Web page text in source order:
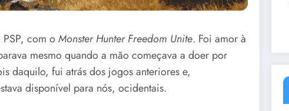
com oMonster Hunter Freedom Unite. Foi amor à
mesmo quando a mão começava a doer por
daquilo, fui atrás dos jogos anteriores e,
disponível para nós, ocidentais.